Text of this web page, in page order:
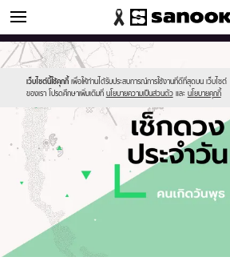
ดูดวง
เว็บไซต์นี้ใช้คุกกี้ เพื่อให้ท่านได้รับประสบการณ์การใช้งานที่ดีที่สุดบน เว็บไซต์
ของเรา โปรดศึกษาเพิ่มเติมที่ นโยบายความเป็นส่วนตัว และ นโยบายคุกกี้
Sanook
//s.isanook.com/sr/0/images/logo-
new-
sanook.png
600
60
//s.isanook.com/ho/0/ud/fxd/day/daily-
horoscope-
wednesday.jpg